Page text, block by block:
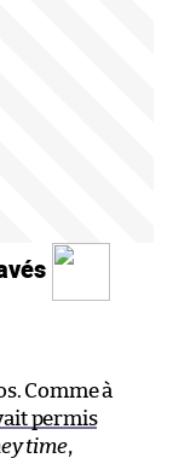
Comme à
permis
time,